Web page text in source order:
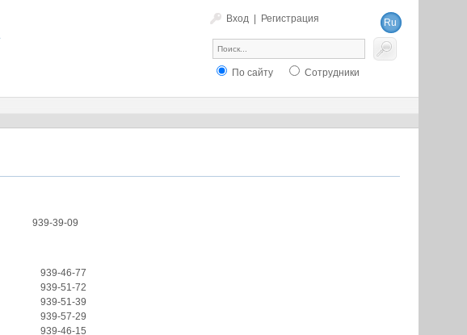
Вход Регистрация
Ru
En
По сайту Сотрудники
939-39-09
939-46-77
939-51-72
939-51-39
939-57-29
939-46-15